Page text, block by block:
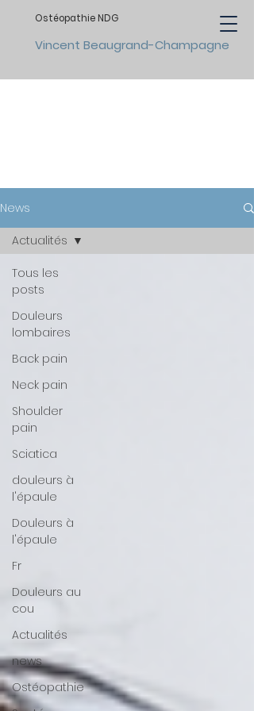
Vincent Beaugrand-Champagne
Ostéopathie NDG
News
Tous les
posts
Douleurs
lombaires
Back pain
Neck pain
Shoulder
pain
Sciatica
douleurs à
l'épaule
Douleurs à
l'épaule
Fr
Douleurs au
cou
Actualités
news
Ostéopathie
Actualités